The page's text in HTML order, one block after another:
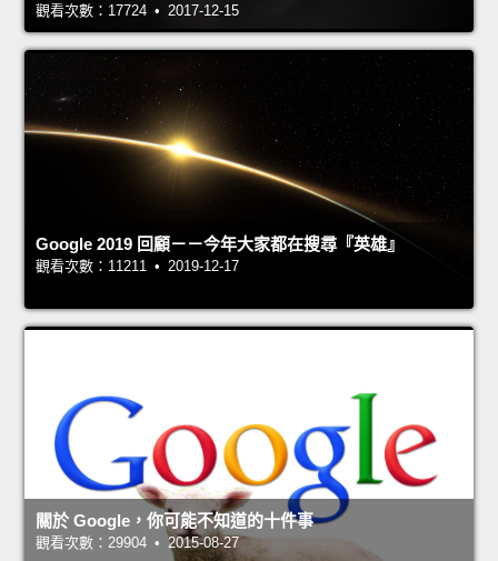
觀看次數：17724 • 2017-12-15
Google 2019 回顧－－今年大家都在搜尋『英雄』
觀看次數：11211 • 2019-12-17
關於 Google，你可能不知道的十件事
觀看次數：29904 • 2015-08-27